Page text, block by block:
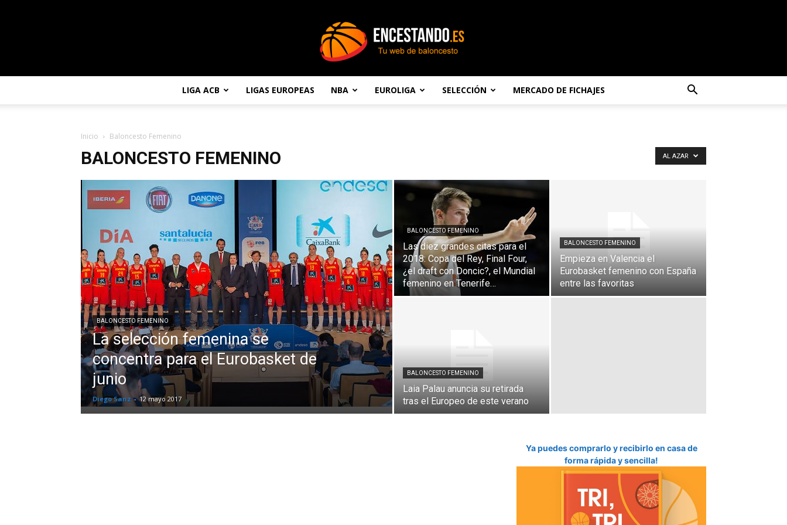
LIGA ACB LIGAS EUROPEAS NBA EUROLIGA SELECCIÓN MERCADO DE FICHAJES
Inicio Baloncesto Femenino
BALONCESTO FEMENINO AL AZAR
BALONCESTO FEMENINO
La selección femenina se
concentra para el Eurobasket de
junio
Diego Sanz - 12 mayo 2017
BALONCESTO FEMENINO
Las diez grandes citas para el
2018: Copa del Rey, Final Four,
¿el draft con Doncic?, el Mundial
femenino en Tenerife…
BALONCESTO FEMENINO
Empieza en Valencia el
Eurobasket femenino con España
entre las favoritas
BALONCESTO FEMENINO
Laia Palau anuncia su retirada
tras el Europeo de este verano
Ya puedes comprarlo y recibirlo en casa de
forma rápida y sencilla!